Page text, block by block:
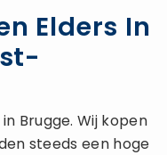
Elders In
Brugge. Wij kopen
steeds een hoge